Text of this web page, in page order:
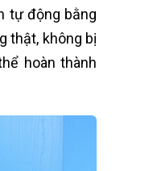
tự động bằng
thật, không bị
hoàn thành